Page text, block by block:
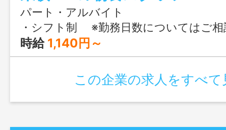
パート・アルバイト
・シフト制 ※勤務日数についてはご相談ください♪ ※週2日、週3日、週4日、週5日、週6日など、希望に合わせて
時給 1,140円～
この企業の求人をすべて